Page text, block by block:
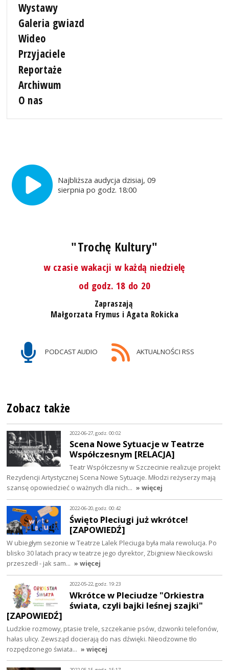
Wystawy
Galeria gwiazd
Wideo
Przyjaciele
Reportaże
Archiwum
O nas
Najbliższa audycja dzisiaj, 09
sierpnia po godz. 18:00
"Trochę Kultury"
w czasie wakacji w każdą niedzielę
od godz. 18 do 20
Zapraszają
Małgorzata Frymus i Agata Rokicka
PODCAST AUDIO AKTUALNOŚCI RSS
Zobacz także
2022-06-27, godz. 00:02
Scena Nowe Sytuacje w Teatrze
Współczesnym [RELACJA]
Teatr Współczesny w Szczecinie realizuje projekt
Rezydencji Artystycznej Scena Nowe Sytuacje. Młodzi reżyserzy mają
szansę opowiedzieć o ważnych dla nich… » więcej
2022-06-20, godz. 00:42
Święto Pleciugi już wkrótce!
[ZAPOWIEDŹ]
W ubiegłym sezonie w Teatrze Lalek Pleciuga była mała rewolucja. Po
blisko 30 latach pracy w teatrze jego dyrektor, Zbigniew Niecikowski
przeszedł - jak sam… » więcej
2022-05-22, godz. 19:23
Wkrótce w Pleciudze "Orkiestra
świata, czyli bajki leśnej szajki"
[ZAPOWIEDŹ]
Ludzkie rozmowy, ptasie trele, szczekanie psów, dzwonki telefonów,
hałas ulicy. Zewsząd docierają do nas dźwięki. Nieodzowne tło
rozpędzonego świata… » więcej